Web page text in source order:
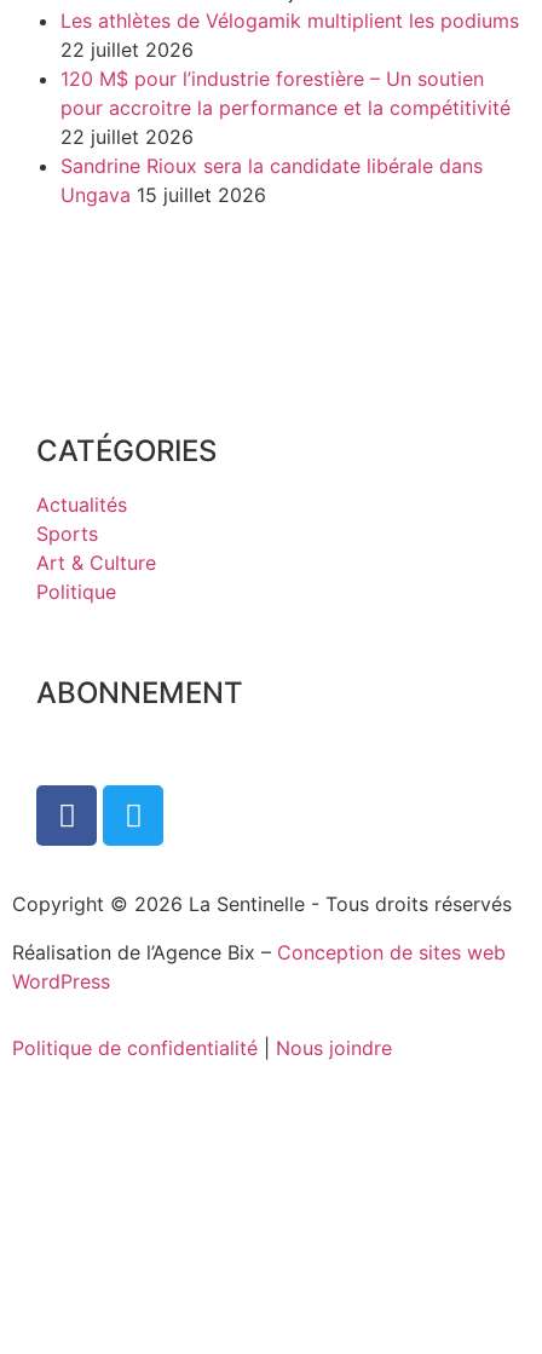
Les athlètes de Vélogamik multiplient les podiums
22 juillet 2026
120 M$ pour l’industrie forestière – Un soutien
pour accroitre la performance et la compétitivité
22 juillet 2026
Sandrine Rioux sera la candidate libérale dans
Ungava 15 juillet 2026
CATÉGORIES
Actualités
Sports
Art & Culture
Politique
ABONNEMENT
Copyright © 2026 La Sentinelle - Tous droits réservés
Réalisation de l’Agence Bix – Conception de sites web
WordPress
Politique de confidentialité Nous joindre